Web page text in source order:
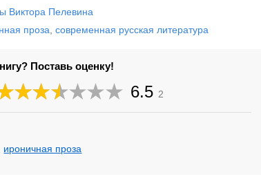
Виктора Пелевина
проза ,современная русская литература
Поставь оценку!
6.5 2
ироничная проза